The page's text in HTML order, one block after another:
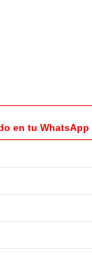
en tu WhatsApp